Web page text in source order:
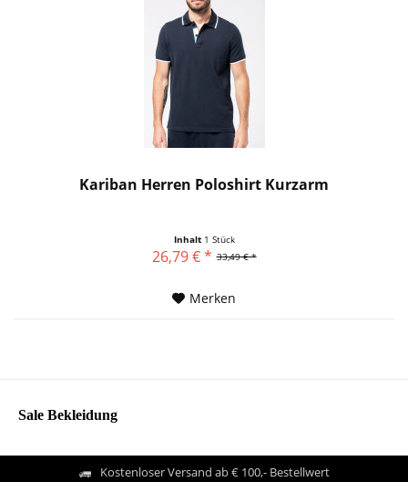
Kariban Herren Poloshirt Kurzarm
Inhalt 1 Stück
33,49 € *
26,79 € *
Merken
Sale Bekleidung
Kostenloser Versand ab € 100,- Bestellwert